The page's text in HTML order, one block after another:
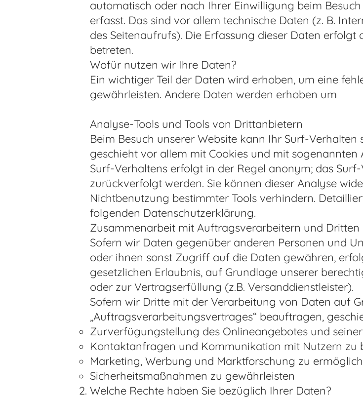
automatisch oder nach Ihrer Einwilligung beim
erfasst. Das sind vor allem technische Daten (z. B.
des Seitenaufrufs). Die Erfassung dieser Daten erfolgt
betreten.
Wofür nutzen wir Ihre Daten?
Ein wichtiger Teil der Daten wird erhoben, um eine
gewährleisten. Andere Daten werden erhoben um
Analyse-Tools und Tools von Drittanbietern
Beim Besuch unserer Website kann Ihr Surf-
geschieht vor allem mit Cookies und mit
Surf-Verhaltens erfolgt in der Regel anonym; das
zurückverfolgt werden. Sie können dieser Analyse
Nichtbenutzung bestimmter Tools verhindern.
folgenden Datenschutzerklärung.
Zusammenarbeit mit Auftragsverarbeitern und Dritten
Sofern wir Daten gegenüber anderen Personen und
oder ihnen sonst Zugriff auf die Daten gewähren,
gesetzlichen Erlaubnis, auf Grundlage unserer
oder zur Vertragserfüllung (z.B. Versanddienstleister).
Sofern wir Dritte mit der Verarbeitung von Daten auf
„Auftragsverarbeitungsvertrages“ beauftragen,
Zurverfügungstellung des Onlineangebotes und
Kontaktanfragen und Kommunikation mit Nutzern zu
Marketing, Werbung und Marktforschung zu
Sicherheitsmaßnahmen zu gewährleisten
Welche Rechte haben Sie bezüglich Ihrer Daten?